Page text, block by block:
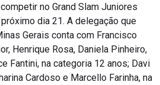
no Grand Slam Juniores
dia 21. A delegação que
Gerais conta com Francisco
Henrique Rosa, Daniela Pinheiro,
Fantini, na categoria 12 anos; Davi
Cardoso e Marcello Farinha, na